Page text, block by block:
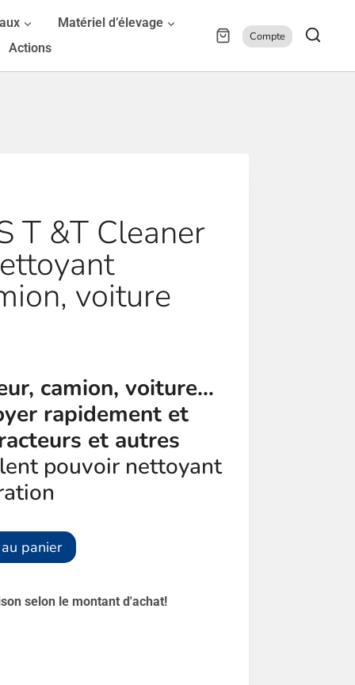
Matériel d’élevage
Actions
Compte
T &T Cleaner
voiture
camion, voiture…
rapidement et
et autres
pouvoir nettoyant
panier Alternative:
selon le montant d'achat!